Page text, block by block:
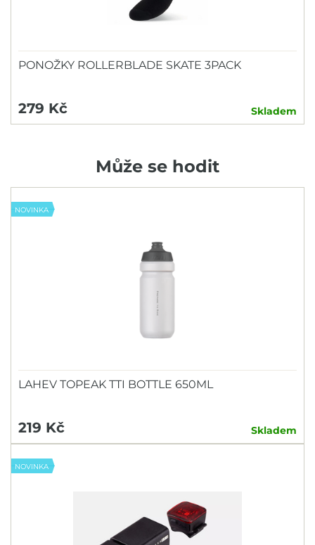
PONOŽKY ROLLERBLADE SKATE 3PACK
279 Kč Skladem
Může se hodit
NOVINKA
LAHEV TOPEAK TTI BOTTLE 650ML
219 Kč Skladem
NOVINKA